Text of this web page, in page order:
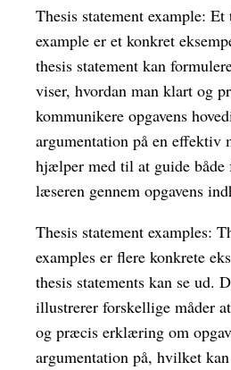
Thesis statement example: Et
example er et konkret
thesis statement kan
viser, hvordan man klart og
kommunikere opgavens
argumentation på en effektiv
hjælper med til at guide både
læseren gennem opgavens
Thesis statement examples:
examples er flere konkrete
thesis statements kan se ud.
illustrerer forskellige måder
og præcis erklæring om
argumentation på, hvilket